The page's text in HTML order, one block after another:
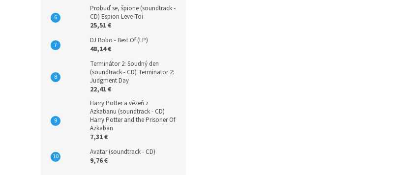
Probuď se, špione (soundtrack -
CD) Espion Leve-Toi
25,51 €
DJ Bobo - Best Of (LP)
48,14 €
Terminátor 2: Soudný den
(soundtrack - CD) Terminator 2:
Judgment Day
22,41 €
Harry Potter a vězeň z
Azkabanu (soundtrack - CD)
Harry Potter and the Prisoner Of
Azkaban
7,31 €
Avatar (soundtrack - CD)
9,76 €